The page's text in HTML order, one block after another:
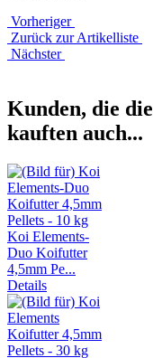
Vorheriger
Zurück zur Artikelliste
Nächster
Kunden, die
kauften auch...
Koi Elements-
Duo Koifutter
4,5mm Pe...
Details